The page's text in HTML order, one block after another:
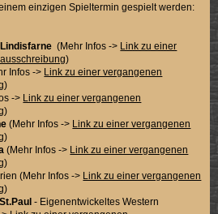
einzigen Spieltermin gespielt werden:
(Mehr Infos -> Link zu einer
)
Infos -> Link zu einer vergangenen
)
-> Link zu einer vergangenen
)
(Mehr Infos -> Link zu einer vergangenen
)
(Mehr Infos -> Link zu einer vergangenen
)
(Mehr Infos -> Link zu einer vergangenen
)
- Eigenentwickeltes Western